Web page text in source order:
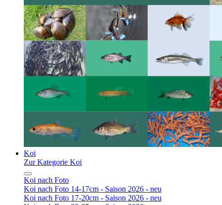
Koi
Zur Kategorie Koi
Koi nach Foto
Koi nach Foto 14-17cm - Saison 2026 - neu
Koi nach Foto 17-20cm - Saison 2026 - neu